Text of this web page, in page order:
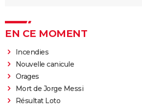
EN CE MOMENT
Incendies
Nouvelle canicule
Orages
Mort de Jorge Messi
Résultat Loto